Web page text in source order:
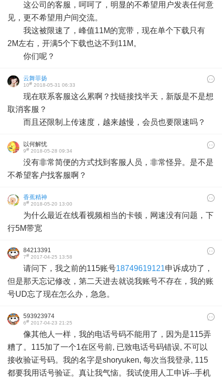
这公司的客服，呵呵了，明显的不希望用户发表任何意
见，更不希望用户间交流。
我这被限速了，峰值11M的宽带，现在单个下载只有
2M左右，开满5个下载也达不到11M。
你们呢？
云舞菲扬
10# 2018-05-31 06:33
现在联系客服这么累啊？找链接找半天，新版是不是想
取消客服？
而且还限制上传速度，越来越慢，会员也要限速吗？
以何解忧
9# 2018-05-28 09:34
没有非常简便的方式找到客服人员，非常怪异。是不是
不希望客户找客服啊？
香蕉精神
8# 2018-05-20 13:00
为什么最近在线看视频相当的卡顿，网速没有问题，下
行5M带宽
84213391
7# 2017-04-25 13:58
请问下，我之前的115账号18749619121申诉成功了，
但是那天忘记修改，第二天进去就说我账号不存在，我的账
号UD忘了现在怎么办，急急。
593923974
6# 2017-04-23 21:25
像其他人一样，我的电话号码不能用了，因为是115弄
糟了。115加了一个1在区号前, 已致电话号码错误, 不可以
接收验证号码。我的名字是shoryuken, 每次当我登录, 115
都要我用话号验证。真让我气恼。我试使用人工申诉--手机